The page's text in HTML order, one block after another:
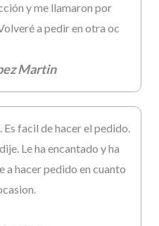
y me llamaron por
a pedir en otra oc
Martin
facil de hacer el pedido.
Le ha encantado y ha
a hacer pedido en cuanto